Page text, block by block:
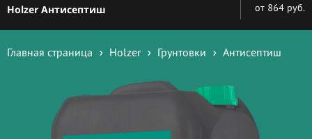
Holzer Антисептиш от 864 руб.
Главная страница Holzer Грунтовки Антисептиш